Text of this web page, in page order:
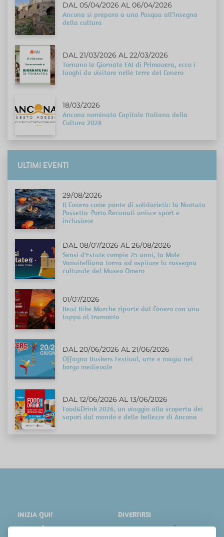
DAL 05/04/2026 AL 06/04/2026
Ancona si prepara a una Pasqua all’insegna
della cultura
DAL 21/03/2026 AL 22/03/2026
Tornano le Giornate FAI di Primavera, ecco i
luoghi da visitare nelle terre del Conero
18/03/2026
Ancona nominata Capitale Italiana della
Cultura 2028
ULTIMI EVENTI
29/08/2026
Il Conero come ponte di solidarietà: la Nuotata
Passetto–Porto Recanati unisce sport e
inclusione
DAL 08/07/2026 AL 26/08/2026
Sensi d'Estate compie 25 anni, la Mole
Vanvitelliana torna ad ospitare la rassegna
culturale del Museo Omero
01/07/2026
Beat Bike Marche riparte dal Conero con una
tappa al tramonto
DAL 20/06/2026 AL 21/06/2026
Offagna Buskers Festival, arte e magia nel
borgo medievale
DAL 12/06/2026 AL 13/06/2026
Food&Drink 2026, un viaggio alla scoperta dei
sapori dal mondo e delle bellezze di Ancona
INIZIA QUI!
DIVERTIRSI